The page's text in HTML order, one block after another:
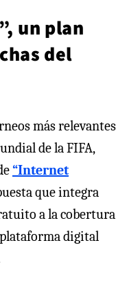
un plan
del
más relevantes
de la FIFA,
“Internet
que integra
a la cobertura
digital